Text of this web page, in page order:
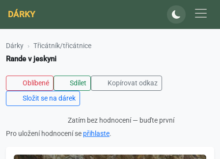
DÁRKY
Dárky Třicátník/třicátnice
Rande v jeskyni
Oblíbené Sdílet
Kopírovat odkaz
Složit se na dárek
Zatím bez hodnocení — buďte první
Pro uložení hodnocení se přihlaste.